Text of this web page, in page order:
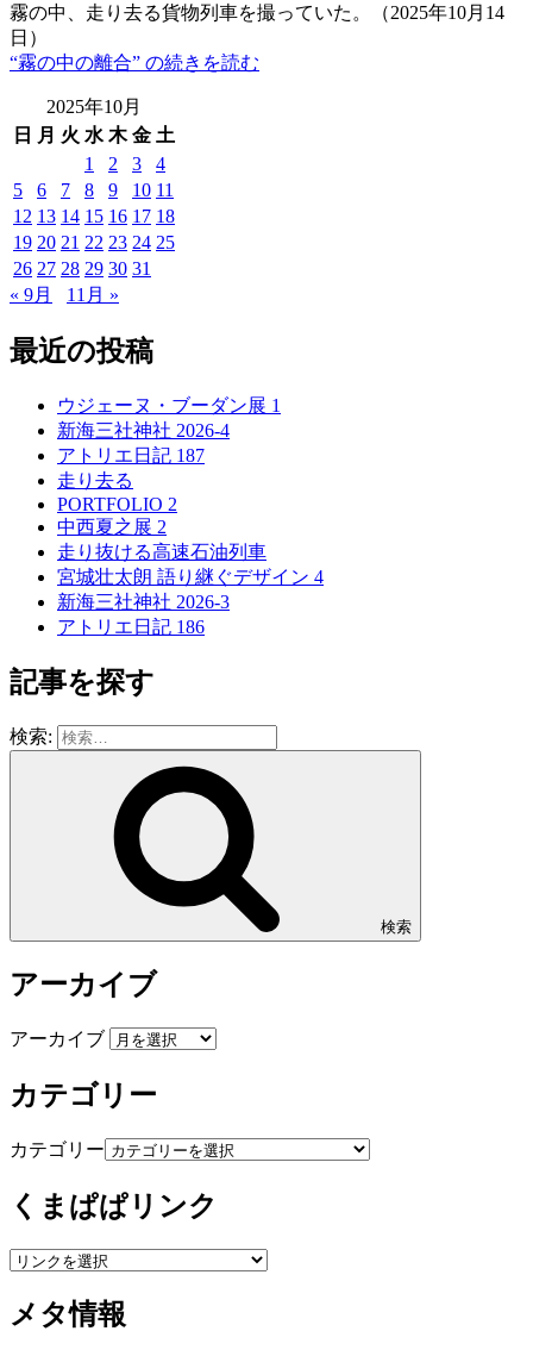
霧の中、走り去る貨物列車を撮っていた。（2025年10月14
日）
“霧の中の離合” の続きを読む
2025年10月
日
月 火 水 木 金 土
1
2 3
4
5
6 7 8 9 10 11
12 13 14 15 16 17 18
19 20 21 22 23 24 25
26 27 28 29 30 31
« 9月
11月 »
最近の投稿
ウジェーヌ・ブーダン展 1
新海三社神社 2026-4
アトリエ日記 187
走り去る
PORTFOLIO 2
中西夏之展 2
走り抜ける高速石油列車
宮城壮太朗 語り継ぐデザイン 4
新海三社神社 2026-3
アトリエ日記 186
記事を探す
検索:
検索
アーカイブ
アーカイブ
カテゴリー
カテゴリー
くまぱぱリンク
メタ情報